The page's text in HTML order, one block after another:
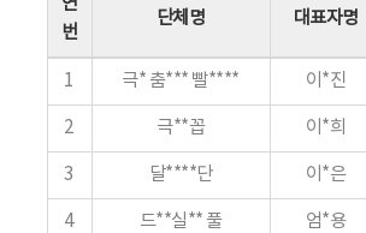
연
번
단체명 대표자명
1 극* 춤*** 빨**** 이*진
2 극**꼽 이*희
3 달****단 이*은
4 드**실** 풀 엄*용